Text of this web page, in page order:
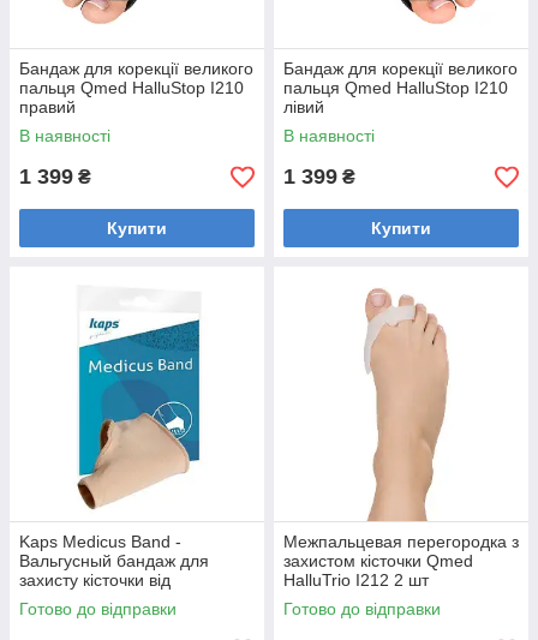
Бандаж для корекції великого
пальця Qmed HalluStop I210
правий
В наявності
1 399 ₴
Купити
Бандаж для корекції великого
пальця Qmed HalluStop I210
лівий
В наявності
1 399 ₴
Купити
Kaps Medicus Band -
Вальгусный бандаж для
захисту кісточки від
натирання (бурсопротектор)
Готово до відправки
Межпальцевая перегородка з
захистом кісточки Qmed
HalluTrio I212 2 шт
Готово до відправки